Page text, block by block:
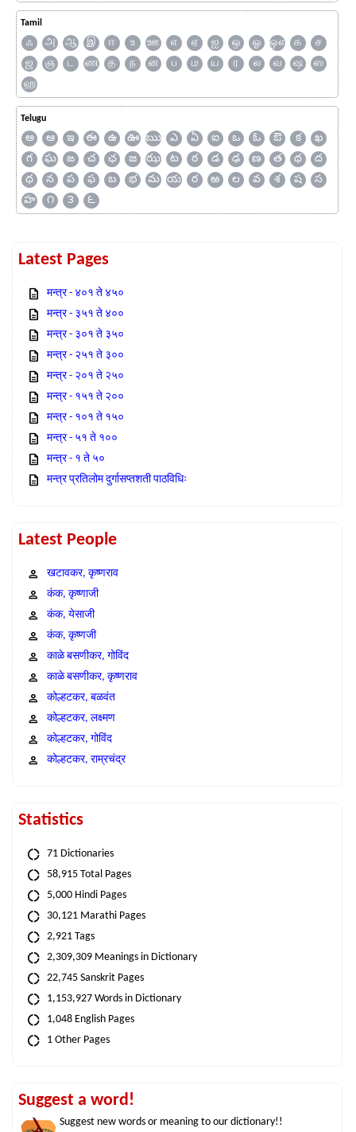
Tamil
ஃ அ ஆ இ ஈ உ ஊ எ ஏ ஐ ஒ ஓ ஔ க
ச
ஜ
ஞ ட ண த ந ன ப ம ய ர ல வ ஷ
ஸ
ஹ
Telugu
అ ఆ ఇ ఈ ఉ ఊ ఋ ఎ ఏ ఐ ఒ ఓ ఔ క
ఖ
గ
ఘ ఙ చ ఛ జ ఝ ట ఠ డ ఢ ణ త థ
ద
ధ
న ప ఫ బ భ మ య ర ఱ ల వ శ ష
స
హ
౧ ౩ ౬
Latest Pages
मन्त्र - ४०१ ते ४५०
मन्त्र - ३५१ ते ४००
मन्त्र - ३०१ ते ३५०
मन्त्र - २५१ ते ३००
मन्त्र - २०१ ते २५०
मन्त्र - १५१ ते २००
मन्त्र - १०१ ते १५०
मन्त्र - ५१ ते १००
मन्त्र - १ ते ५०
मन्त्र प्रतिलोम दुर्गासप्तशती पाठविधिः
Latest People
खटावकर, कृष्णराव
कंक, कृष्णाजी
कंक, येसाजी
कंक, कृष्णजी
काळे बसणीकर, गोविंद
काळे बसणीकर, कृष्णराव
कोल्हटकर, बळवंत
कोल्हटकर, लक्ष्मण
कोल्हटकर, गोविंद
कोल्हटकर, राम्रचंद्र
Statistics
71 Dictionaries
58,915 Total Pages
5,000 Hindi Pages
30,121 Marathi Pages
2,921 Tags
2,309,309 Meanings in Dictionary
22,745 Sanskrit Pages
1,153,927 Words in Dictionary
1,048 English Pages
1 Other Pages
Suggest a word!
Suggest new words or meaning to our dictionary!!